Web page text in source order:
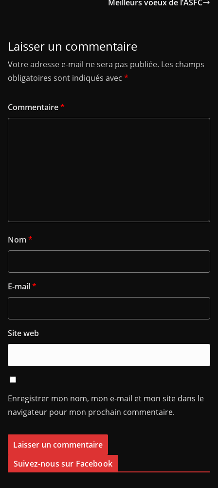
Meilleurs voeux de l’ASFC
Laisser un commentaire
Votre adresse e-mail ne sera pas publiée. Les champs
obligatoires sont indiqués avec *
Commentaire*
Nom *
E-mail*
Site web
Enregistrer mon nom, mon e-mail et mon site dans le
navigateur pour mon prochain commentaire.
Suivez-nous sur Facebook